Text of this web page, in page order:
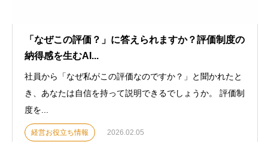
「なぜこの評価？」に答えられますか？評価制度の
納得感を生むAI...
社員から「なぜ私がこの評価なのですか？」と聞かれたと
き、あなたは自信を持って説明できるでしょうか。 評価制
度を...
経営お役立ち情報 2026.02.05